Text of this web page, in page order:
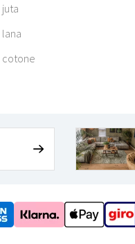
cotone